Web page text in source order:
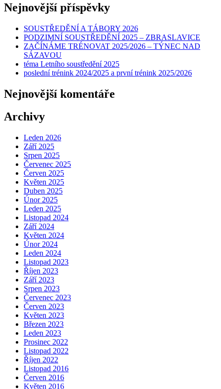
Nejnovější příspěvky
SOUSTŘEDĚNÍ A TÁBORY 2026
PODZIMNÍ SOUSTŘEDĚNÍ 2025 – ZBRASLAVICE
ZAČÍNÁME TRÉNOVAT 2025/2026 – TÝNEC NAD
SÁZAVOU
téma Letního soustředění 2025
poslední trénink 2024/2025 a první trénink 2025/2026
Nejnovější komentáře
Archivy
Leden 2026
Září 2025
Srpen 2025
Červenec 2025
Červen 2025
Květen 2025
Duben 2025
Únor 2025
Leden 2025
Listopad 2024
Září 2024
Květen 2024
Únor 2024
Leden 2024
Listopad 2023
Říjen 2023
Září 2023
Srpen 2023
Červenec 2023
Červen 2023
Květen 2023
Březen 2023
Leden 2023
Prosinec 2022
Listopad 2022
Říjen 2022
Listopad 2016
Červen 2016
Květen 2016